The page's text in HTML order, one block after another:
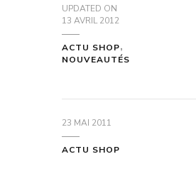
UPDATED ON
13 AVRIL 2012
ACTU SHOP
NOUVEAUTÉS
23 MAI 2011
ACTU SHOP